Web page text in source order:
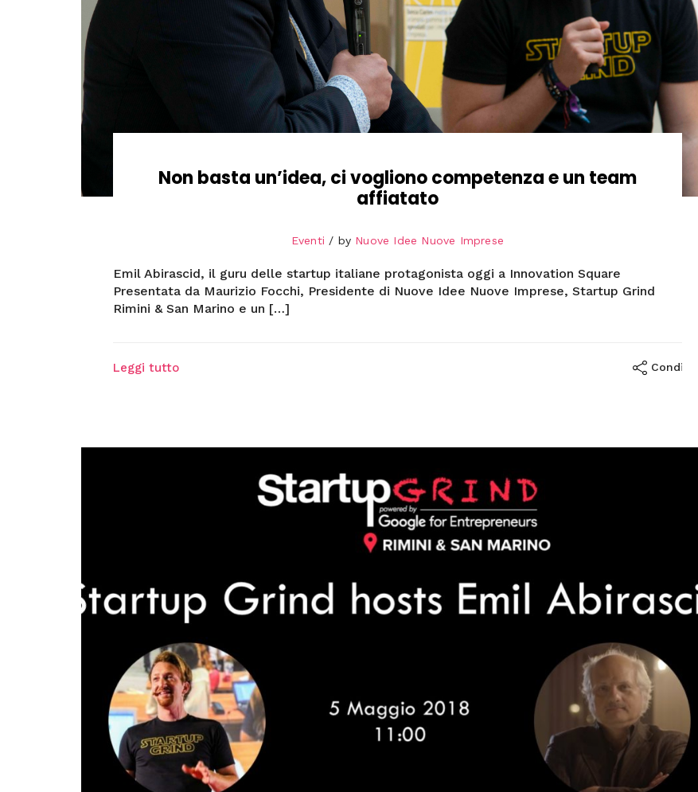
Non basta un’idea, ci vogliono competenza e un team
affiatato
Eventi by Nuove Idee Nuove Imprese
Emil Abirascid, il guru delle startup italiane protagonista oggi a Innovation Square
Presentata da Maurizio Focchi, Presidente di Nuove Idee Nuove Imprese, Startup Grind
Rimini & San Marino e un […]
Leggi tutto Condividi